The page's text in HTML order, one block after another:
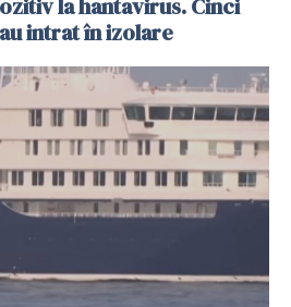
intrat în izolare